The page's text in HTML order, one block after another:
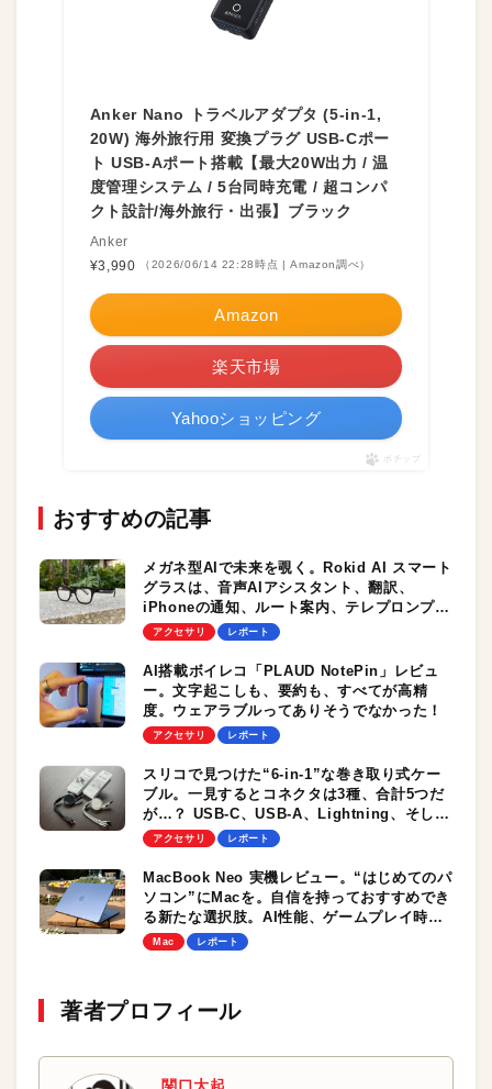
Anker Nano トラベルアダプタ (5-in-1,
20W) 海外旅行用 変換プラグ USB-Cポー
ト USB-Aポート搭載【最大20W出力 / 温
度管理システム / 5台同時充電 / 超コンパ
クト設計/海外旅行・出張】ブラック
Anker
¥3,990
（2026/06/14 22:28時点 | Amazon調べ）
Amazon
楽天市場
Yahooショッピング
ポチップ
おすすめの記事
メガネ型AIで未来を覗く。Rokid AI スマート
グラスは、音声AIアシスタント、翻訳、
iPhoneの通知、ルート案内、テレプロンプタ
など、とにかく多機能！
アクセサリ レポート
AI搭載ボイレコ「PLAUD NotePin」レビュ
ー。文字起こしも、要約も、すべてが高精
度。ウェアラブルってありそうでなかった！
アクセサリ レポート
スリコで見つけた“6-in-1”な巻き取り式ケー
ブル。一見するとコネクタは3種、合計5つだ
が…？ USB-C、USB-A、Lightning、そして
隠れたmicro-B
アクセサリ レポート
MacBook Neo 実機レビュー。“はじめてのパ
ソコン”にMacを。自信を持っておすすめでき
る新たな選択肢。AI性能、ゲームプレイ時の
パフォーマンスもチェック！
Mac レポート
著者プロフィール